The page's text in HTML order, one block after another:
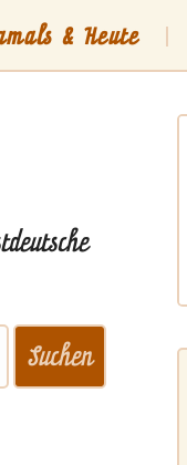
& Heute